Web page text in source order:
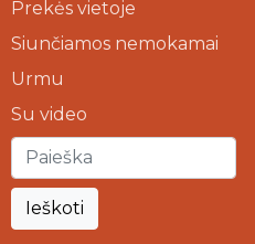
Prekės vietoje
Siunčiamos nemokamai
Urmu
Su video
Ieškoti